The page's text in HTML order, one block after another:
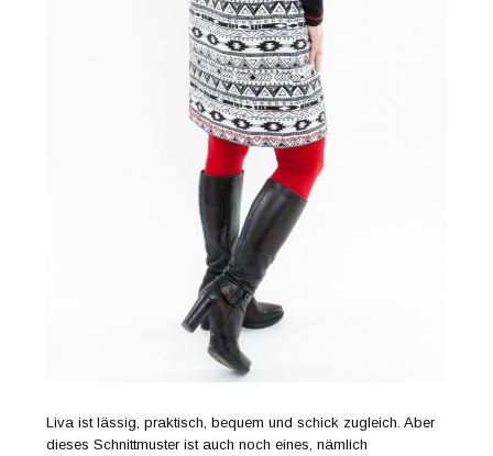
Liva ist lässig, praktisch, bequem und schick zugleich. Aber
dieses Schnittmuster ist auch noch eines, nämlich